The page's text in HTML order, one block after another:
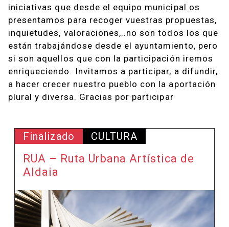
iniciativas que desde el equipo municipal os
presentamos para recoger vuestras propuestas,
inquietudes, valoraciones,..no son todos los que
están trabajándose desde el ayuntamiento, pero
si son aquellos que con la participación iremos
enriqueciendo. Invitamos a participar, a difundir,
a hacer crecer nuestro pueblo con la aportación
plural y diversa. Gracias por participar
Finalizado CULTURA
RUA – Ruta Urbana Artística de
Aldaia